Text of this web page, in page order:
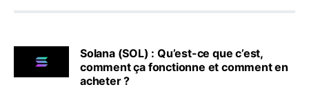
Solana (SOL) : Qu’est-ce que c’est,
comment ça fonctionne et comment en
acheter ?